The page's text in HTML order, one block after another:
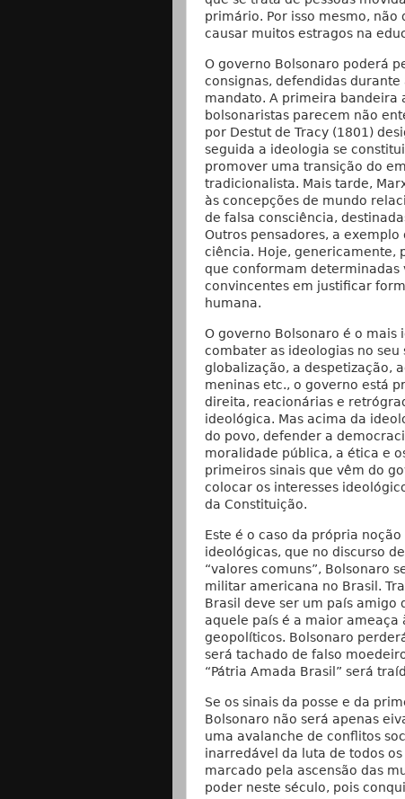
primário. Por isso mesmo,
causar muitos estragos na
O governo Bolsonaro poderá
consignas, defendidas
mandato. A primeira bandeira
bolsonaristas parecem não
por Destut de Tracy (1801)
seguida a ideologia se
promover uma transição do
tradicionalista. Mais tarde,
às concepções de mundo
de falsa consciência,
Outros pensadores, a
ciência. Hoje, genericamente,
que conformam determinadas
convincentes em justificar
humana.
O governo Bolsonaro é o
combater as ideologias no
globalização, a despetização,
meninas etc., o governo está
direita, reacionárias e
ideológica. Mas acima da
do povo, defender a
moralidade pública, a ética e
primeiros sinais que vêm do
colocar os interesses
da Constituição.
Este é o caso da própria
ideológicas, que no discurso
“valores comuns”, Bolsonaro
militar americana no Brasil.
Brasil deve ser um país amigo
aquele país é a maior ameaça
geopolíticos. Bolsonaro
será tachado de falso
“Pátria Amada Brasil” será
Se os sinais da posse e da
Bolsonaro não será apenas
uma avalanche de conflitos
inarredável da luta de todos
marcado pela ascensão das
poder neste século, pois